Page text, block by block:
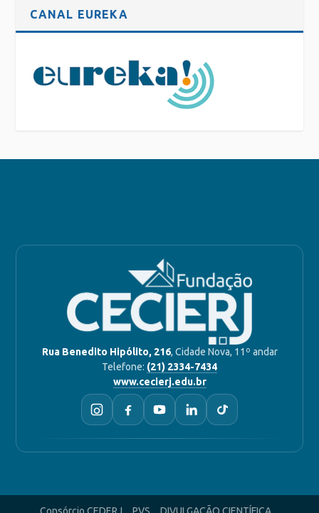
CANAL EUREKA
Rua Benedito Hipólito, 216, Cidade Nova, 11º andar
Telefone: (21) 2334-7434
www.cecierj.edu.br